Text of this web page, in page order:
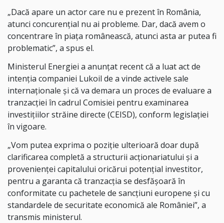
„Dacă apare un actor care nu e prezent în România,
atunci concurenţial nu ai probleme. Dar, dacă avem o
concentrare în piaţa românească, atunci asta ar putea fi
problematic”, a spus el.
Ministerul Energiei a anunţat recent că a luat act de
intenţia companiei Lukoil de a vinde activele sale
internaţionale şi că va demara un proces de evaluare a
tranzacţiei în cadrul Comisiei pentru examinarea
investiţiilor străine directe (CEISD), conform legislaţiei
în vigoare.
„Vom putea exprima o poziţie ulterioară doar după
clarificarea completă a structurii acţionariatului şi a
provenienţei capitalului oricărui potenţial investitor,
pentru a garanta că tranzacţia se desfăşoară în
conformitate cu pachetele de sancţiuni europene şi cu
standardele de securitate economică ale României”, a
transmis ministerul.